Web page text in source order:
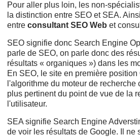
Pour aller plus loin, les non-
la distinction entre SEO et SEA.
entreconsultant SEO Web et
SEO signifie donc Search Engine
parle de SEO, on parle donc des
résultats « organiques ») dans les
En SEO, le site en première
l'algorithme du moteur de recherche
plus pertinent du point de vue de la
l'utilisateur.
SEA signifie Search Engine
de voir les résultats de Google. Il ne